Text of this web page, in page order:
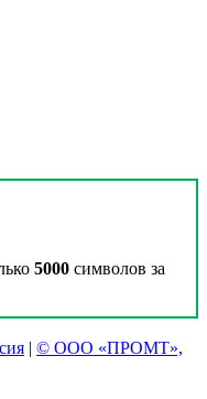
5000 символов за
| © ООО «ПРОМТ»,